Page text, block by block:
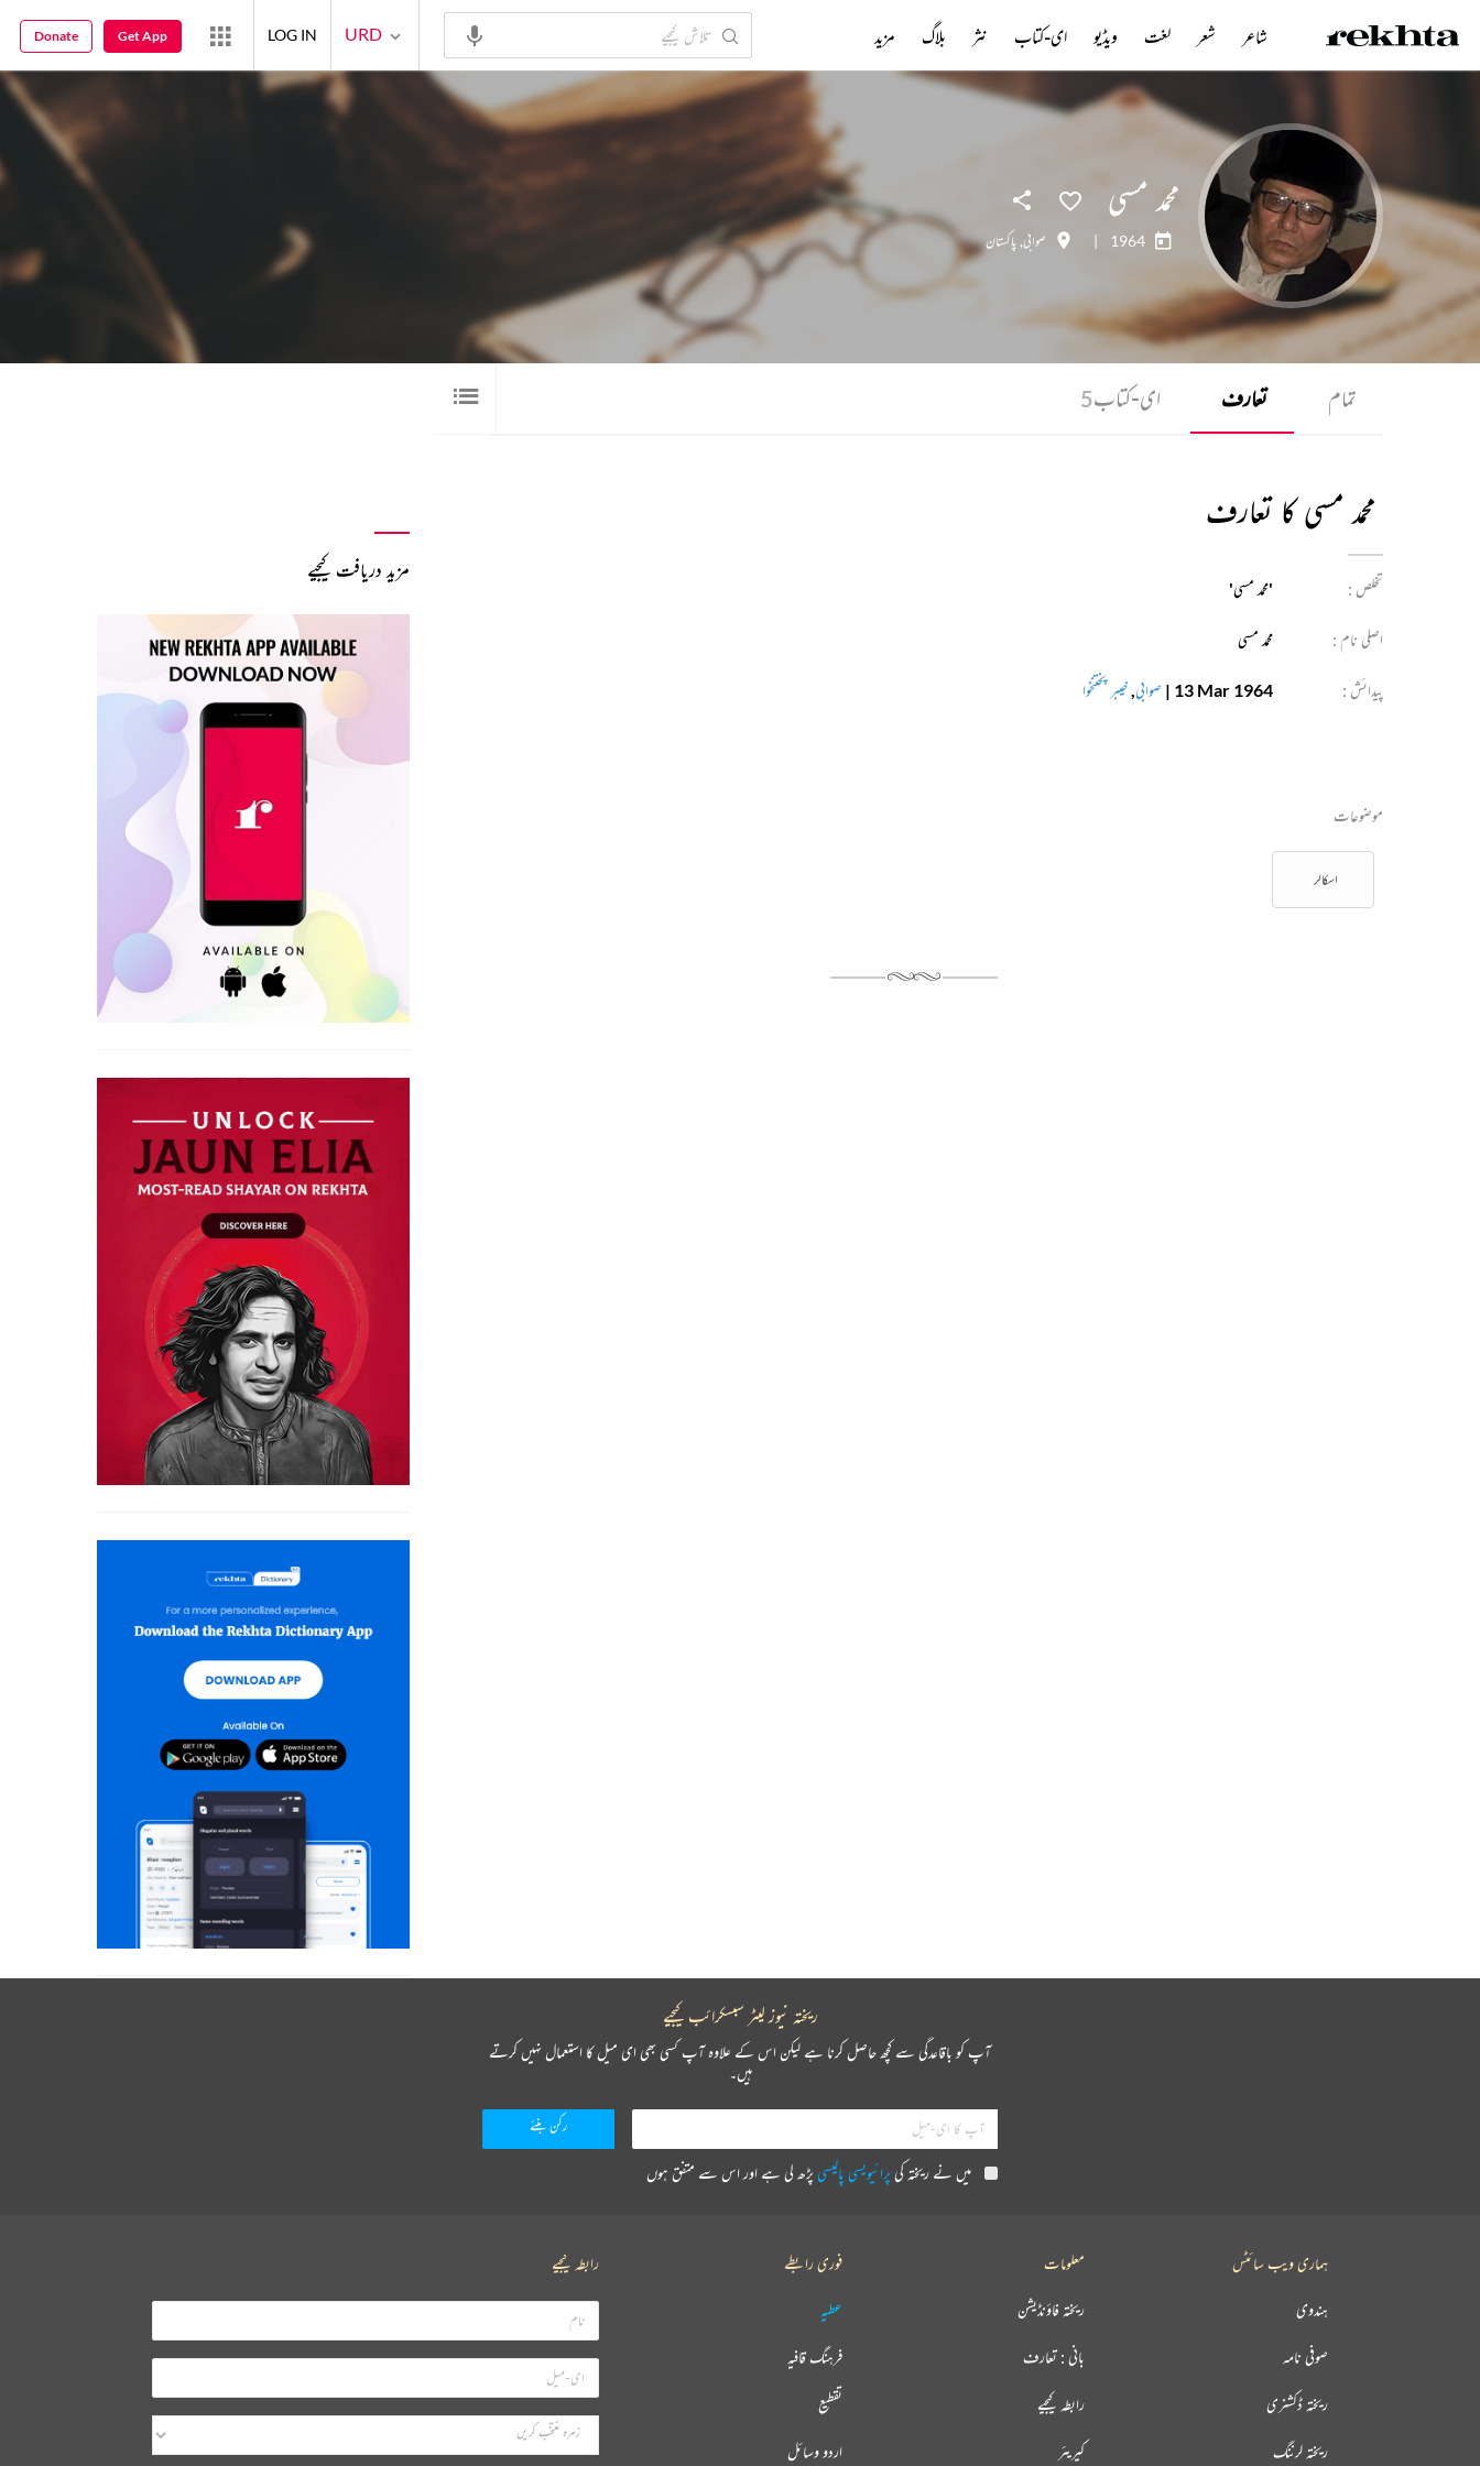
محمد مسی
1964
| صوابی, پاکستان
تمام تعارف ای-کتاب5
محمد مسی کا تعارف
تخلص : 'محمد مسی'
اصلی نام : محمد مسی
پیدائش : 13 Mar 1964
| صوابی,خیبر پختنخوا
موضوعات
اسکالر
مزید دریافت کیجیے
شاعر شعر لغت ویڈیو ای-کتاب نثر بلاگ مزید URD
LOG IN
Get App
Donate
ریختہ نیوز لیٹر سبسکرائب کیجیے
آپ کو باقاعدگی سے کچھ حاصل کرنا ہے لیکن اس کے علاوہ آپ کسی بھی ای میل کا استعمال نہیں کرتے
ہیں۔
میں نے ریختہ کی پرائیویسی پالیسی پڑھ لی ہے اور اس سے متفق ہوں
فوری رابطے
عطیہ
فرہنگ قافیہ
تقطیع
اردو وسائل
معلومات
ریختہ فاؤنڈیشن
بانی : تعارف
رابطہ کیجیے
کیریئر
ہماری ویب سائٹس
ہندوی
صوفی نامہ
ریختہ ڈکشنری
ریختہ لرننگ
رابطہ کیجیے